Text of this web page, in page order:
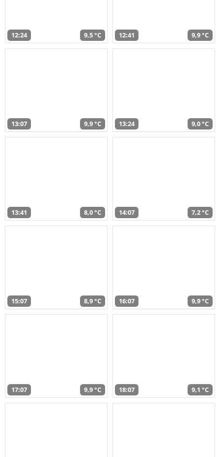
12:24 9,5 °C 12:41 9,9 °C
13:07 9,9 °C 13:24 9,0 °C
13:41 8,0 °C 14:07 7,2 °C
15:07 8,9 °C 16:07 9,9 °C
17:07 9,9 °C 18:07 9,1 °C